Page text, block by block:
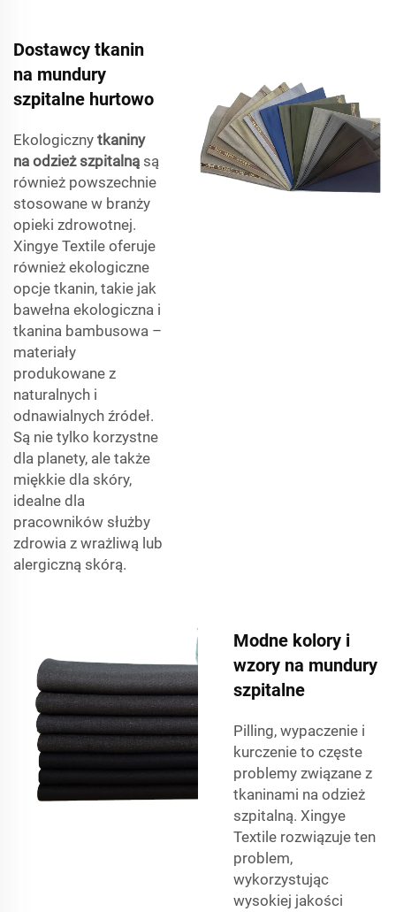
Dostawcy tkanin
na mundury
szpitalne hurtowo
Ekologiczny tkaniny
na odzież szpitalną są
również powszechnie
stosowane w branży
opieki zdrowotnej.
Xingye Textile oferuje
również ekologiczne
opcje tkanin, takie jak
bawełna ekologiczna i
tkanina bambusowa –
materiały
produkowane z
naturalnych i
odnawialnych źródeł.
Są nie tylko korzystne
dla planety, ale także
miękkie dla skóry,
idealne dla
pracowników służby
zdrowia z wrażliwą lub
alergiczną skórą.
Modne kolory i
wzory na mundury
szpitalne
Pilling, wypaczenie i
kurczenie to częste
problemy związane z
tkaninami na odzież
szpitalną. Xingye
Textile rozwiązuje ten
problem,
wykorzystując
wysokiej jakości